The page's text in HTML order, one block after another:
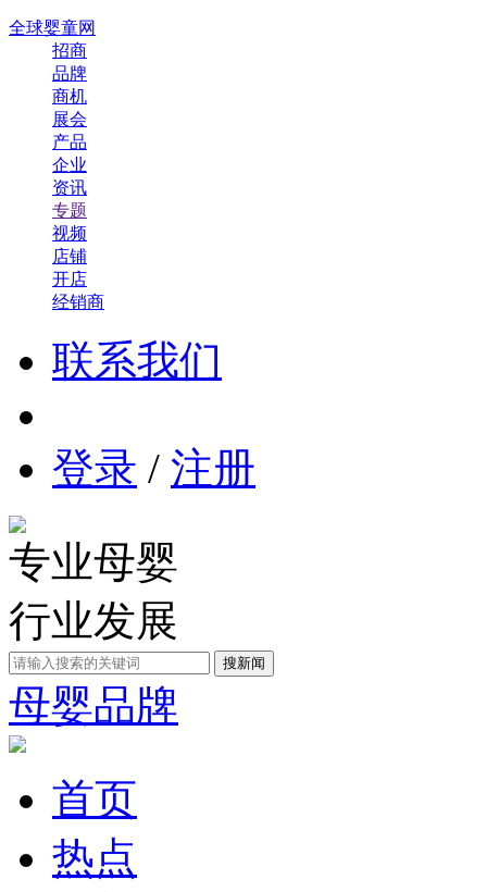
全球婴童网
招商
品牌
商机
展会
产品
企业
资讯
专题
视频
店铺
开店
经销商
联系我们
登录 / 注册
专业母婴
行业发展
母婴品牌
首页
热点